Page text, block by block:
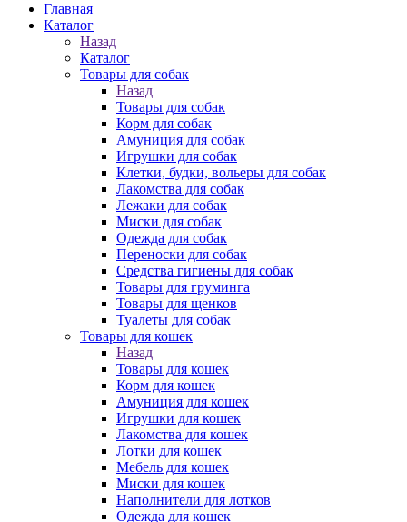
Главная
Каталог
Назад
Каталог
Товары для собак
Назад
Товары для собак
Корм для собак
Амуниция для собак
Игрушки для собак
Клетки, будки, вольеры для собак
Лакомства для собак
Лежаки для собак
Миски для собак
Одежда для собак
Переноски для собак
Средства гигиены для собак
Товары для груминга
Товары для щенков
Туалеты для собак
Товары для кошек
Назад
Товары для кошек
Корм для кошек
Амуниция для кошек
Игрушки для кошек
Лакомства для кошек
Лотки для кошек
Мебель для кошек
Миски для кошек
Наполнители для лотков
Одежда для кошек